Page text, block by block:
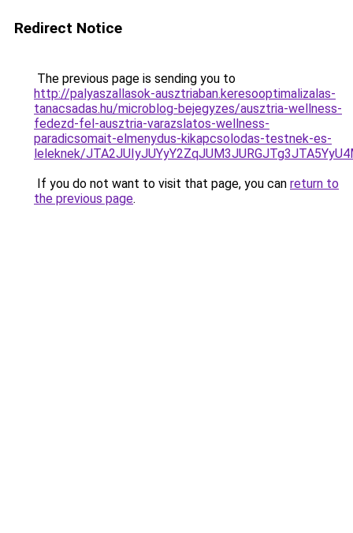
Redirect Notice
The previous page is sending you to
http://palyaszallasok-ausztriaban.keresooptimalizalas-
tanacsadas.hu/microblog-bejegyzes/ausztria-wellness-
fedezd-fel-ausztria-varazslatos-wellness-
paradicsomait-elmenydus-kikapcsolodas-testnek-es-
leleknek/
If you do not want to visit that page, you can return to
the previous page.